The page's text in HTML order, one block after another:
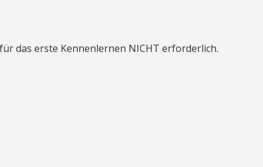
das erste Kennenlernen NICHT erforderlich.